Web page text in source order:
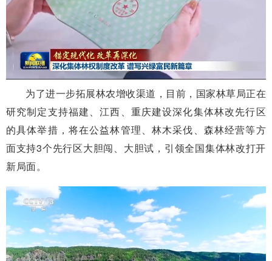
为了进一步拓展林农增收渠道，目前，国家林草局正在
研究制定支持福建、江西、重庆建设深化集体林改先行区
的具体举措，将在公益林管理、林木采伐、森林经营等方
面支持3个先行区大胆闯、大胆试，引领全国集体林改打开
新局面。